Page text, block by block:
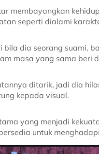
membayangkan
seperti dialami
bila dia seorang suami,
masa yang sama beri
ditarik, jadi dia
kepada visual.
yang menjadi
untuk